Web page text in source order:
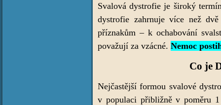
Svalová dystrofie je široký
dystrofie zahrnuje více než
příznakům – k ochabování
považují za vzácné. Nemoc
Co je
Nejčastější formou svalové
v populaci přibližně v poměru